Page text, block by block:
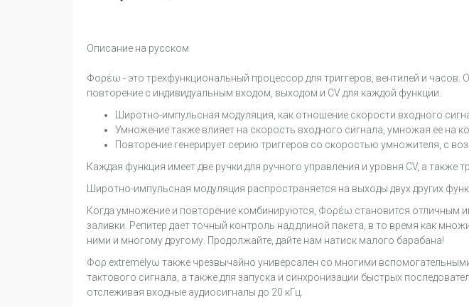
Описание на русском
Φορέω - это трехфункциональный процессор для триггеров, вентилей и
повторение с индивидуальным входом, выходом и CV для каждой функции.
Широтно-импульсная модуляция, как отношение скорости входного
Умножение также влияет на скорость входного сигнала, умножая ее на
Повторение генерирует серию триггеров со скоростью умножителя, с
Каждая функция имеет две ручки для ручного управления и уровня CV, а также
Широтно-импульсная модуляция распространяется на выходы двух других
Когда умножение и повторение комбинируются, Φορέω становится отличным
заливки. Репитер дает точный контроль над длиной пакета, в то время как
ними и многому другому. Продолжайте, дайте нам натиск малого барабана!
Φορ extremelyω также чрезвычайно универсален со многими
тактового сигнала, а также для запуска и синхронизации быстрых
отслеживая входные аудиосигналы до 20 кГц.